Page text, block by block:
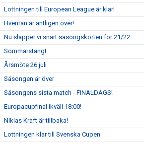
Lottningen till European League är klar!
Hventan är äntligen över!
Nu släpper vi snart säsongskorten för 21/22
Sommarstängt
Årsmöte 26 juli
Säsongen är över
Säsongens sista match - FINALDAGS!
Europacupfinal ikväll 18:00!
Niklas Kraft är tillbaka!
Lottningen klar till Svenska Cupen